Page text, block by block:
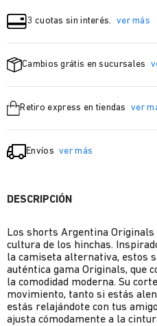
3 cuotas sin interés. ver más
Cambios grátis en sucursales
Retiro express en tiendas ver
Envíos ver más
DESCRIPCIÓN
Los shorts Argentina Originals
cultura de los hinchas.
la camiseta alternativa, estos
auténtica gama Originals, que
la comodidad moderna. Su
movimiento, tanto si estás
estás relajándote con tus
ajusta cómodamente a la